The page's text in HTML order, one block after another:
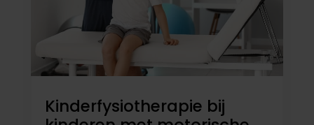
Kinderfysiotherapie bij